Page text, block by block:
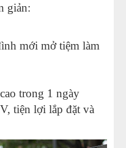
giản:
mới mở tiệm làm
trong 1 ngày
tiện lợi lắp đặt và